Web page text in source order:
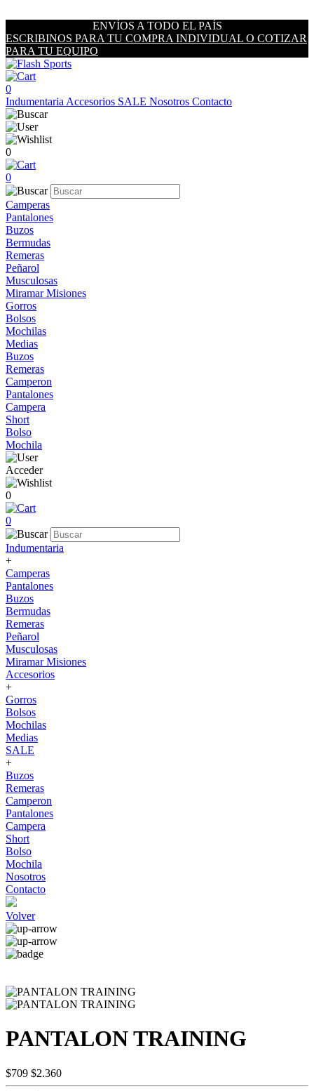
ENVÍOS A TODO EL PAÍS
ESCRIBINOS PARA TU COMPRA INDIVIDUAL O COTIZAR
PARA TU EQUIPO
0
Indumentaria Accesorios SALE Nosotros Contacto
0
0
Camperas
Pantalones
Buzos
Bermudas
Remeras
Peñarol
Musculosas
Miramar Misiones
Gorros
Bolsos
Mochilas
Medias
Buzos
Remeras
Camperon
Pantalones
Campera
Short
Bolso
Mochila
Acceder
0
0
Indumentaria
+
Camperas
Pantalones
Buzos
Bermudas
Remeras
Peñarol
Musculosas
Miramar Misiones
Accesorios
+
Gorros
Bolsos
Mochilas
Medias
SALE
+
Buzos
Remeras
Camperon
Pantalones
Campera
Short
Bolso
Mochila
Nosotros
Contacto
Volver
PANTALON TRAINING
$709 $2.360